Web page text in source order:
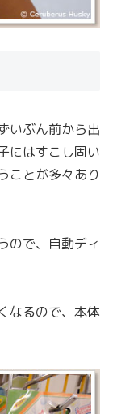
いぶん前から出
にはすこし固い
ことが多々あり
ので、自動ディ
なるので、本体